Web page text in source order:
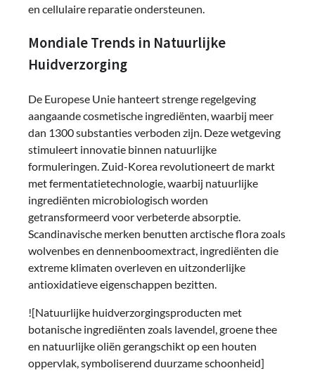
en cellulaire reparatie ondersteunen.
Mondiale Trends in Natuurlijke
Huidverzorging
De Europese Unie hanteert strenge regelgeving
aangaande cosmetische ingrediënten, waarbij meer
dan 1300 substanties verboden zijn. Deze wetgeving
stimuleert innovatie binnen natuurlijke
formuleringen. Zuid-Korea revolutioneert de markt
met fermentatietechnologie, waarbij natuurlijke
ingrediënten microbiologisch worden
getransformeerd voor verbeterde absorptie.
Scandinavische merken benutten arctische flora zoals
wolvenbes en dennenboomextract, ingrediënten die
extreme klimaten overleven en uitzonderlijke
antioxidatieve eigenschappen bezitten.
![Natuurlijke huidverzorgingsproducten met
botanische ingrediënten zoals lavendel, groene thee
en natuurlijke oliën gerangschikt op een houten
oppervlak, symboliserend duurzame schoonheid]